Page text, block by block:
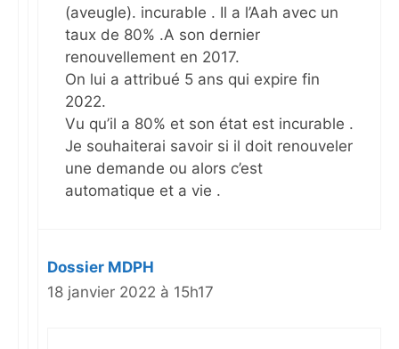
(aveugle). incurable . Il a l’Aah avec un
taux de 80% .A son dernier
renouvellement en 2017.
On lui a attribué 5 ans qui expire fin
2022.
Vu qu’il a 80% et son état est incurable .
Je souhaiterai savoir si il doit renouveler
une demande ou alors c’est
automatique et a vie .
Dossier MDPH
18 janvier 2022 à 15h17